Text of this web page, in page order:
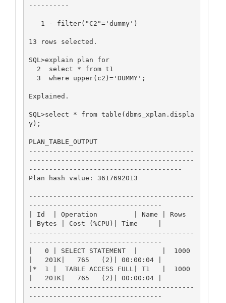
----------
13 rows selected.
SQL>explain plan for
Explained.
SQL>select * from table(dbms_xplan.displa
y);
PLAN_TABLE_OUTPUT
-----------------------------------------
-----------------------------------------
--------------------------------------
Plan hash value: 3617692013
-----------------------------------------
---------------------------------
| Id  | Operation         | Name | Rows
| Bytes | Cost (%CPU)| Time     |
-----------------------------------------
---------------------------------
|   0 | SELECT STATEMENT  |      |  1000
|   201K|   765   (2)| 00:00:04 |
|*  1 |  TABLE ACCESS FULL| T1   |  1000
|   201K|   765   (2)| 00:00:04 |
-----------------------------------------
---------------------------------